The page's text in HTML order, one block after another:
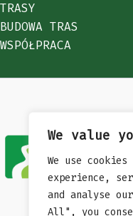
We value
We use
experience,
and analyse
All", you
TRASY
BUDOWA TRAS
WSPÓŁPRACA